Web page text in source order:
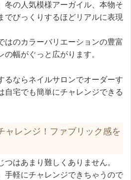
冬の人気模様アーガイル、本物そ
でびっくりするほどリアルに表現
はのカラーバリエーションの豊富
の幅がぐっと広がります。
るならネイルサロンでオーダーす
自宅でも簡単にチャレンジできる
ャレンジ！ファブリック感を
つはあまり難しくありません。
手軽にチャレンジできちゃうので